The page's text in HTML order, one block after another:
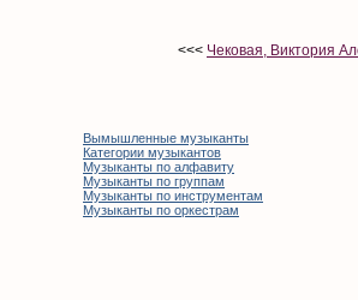
<<< Чековая, Виктория
Вымышленные музыканты
Категории музыкантов
Музыканты по алфавиту
Музыканты по группам
Музыканты по инструментам
Музыканты по оркестрам